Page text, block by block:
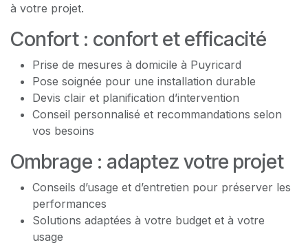
à votre projet.
Confort : confort et efficacité
Prise de mesures à domicile à Puyricard
Pose soignée pour une installation durable
Devis clair et planification d’intervention
Conseil personnalisé et recommandations selon
vos besoins
Ombrage : adaptez votre projet
Conseils d’usage et d’entretien pour préserver les
performances
Solutions adaptées à votre budget et à votre
usage